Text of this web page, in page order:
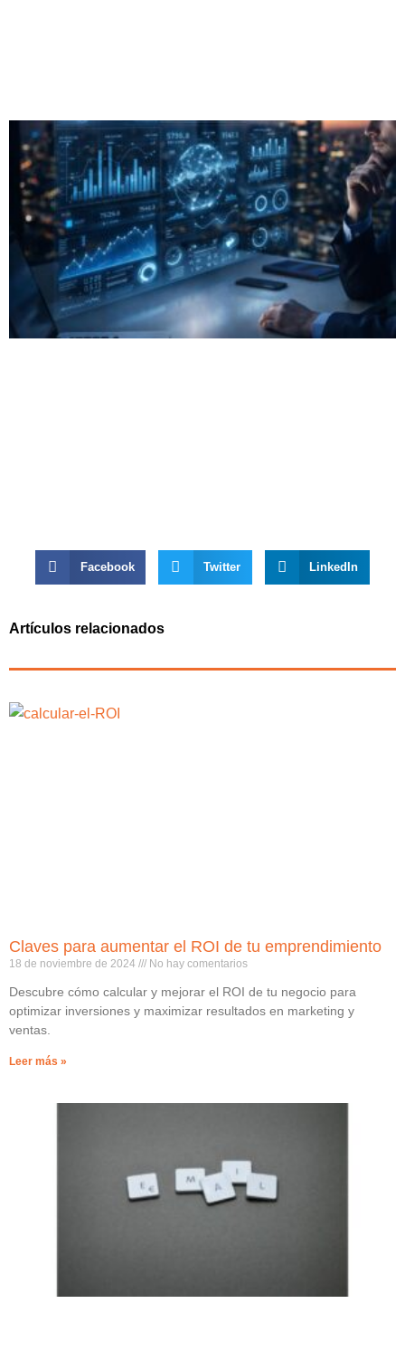
Facebook Twitter LinkedIn
Artículos relacionados
Claves para aumentar el ROI de tu emprendimiento
18 de noviembre de 2024 No hay comentarios
Descubre cómo calcular y mejorar el ROI de tu negocio para
optimizar inversiones y maximizar resultados en marketing y
ventas.
Leer más »